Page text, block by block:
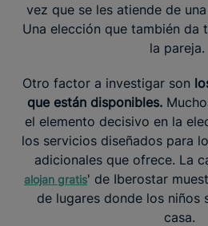
vez que se les atiende de
Una elección que también da
la pareja.
Otro factor a investigar son
que están disponibles.
el elemento decisivo en la
los servicios diseñados para
adicionales que ofrece. La
alojan gratis' de Iberostar
de lugares donde los niños
casa.